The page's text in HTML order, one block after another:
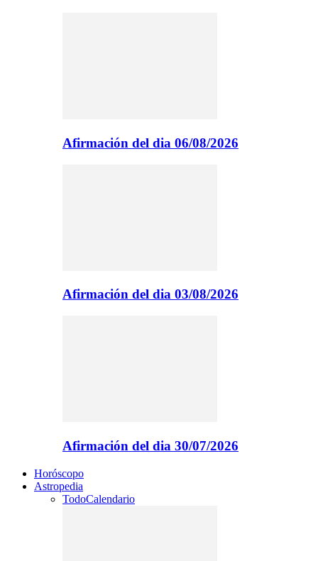
Afirmación del dia 06/08/2026
Afirmación del dia 03/08/2026
Afirmación del dia 30/07/2026
Horóscopo
Astropedia
TodoCalendario